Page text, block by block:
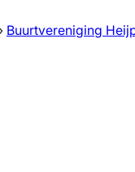
Buurtvereniging